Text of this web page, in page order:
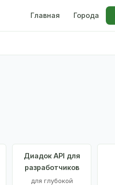
Главная Города
Диадок API для
разработчиков
для глубокой